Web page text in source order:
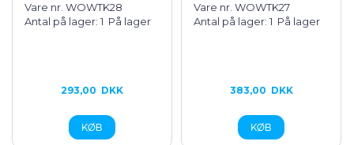
Vare nr. WOWTK28
Antal på lager: 1 På lager
293,00 DKK
Vare nr. WOWTK27
Antal på lager: 1 På lager
383,00 DKK